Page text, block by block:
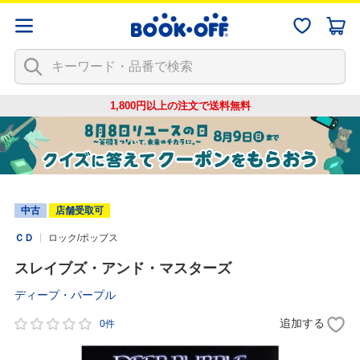
1,800円以上の注文で送料無料
中古 店舗受取可
ＣＤ ロック/ポップス
スレイブズ・アンド・マスターズ
ディープ・パープル
0件 追加する